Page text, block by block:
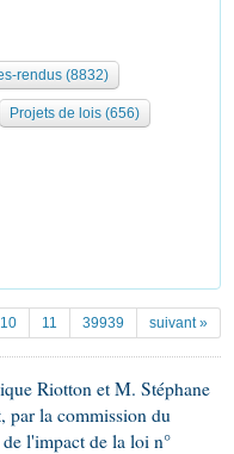
rendus (8832)
Projets de lois (656)
10 11 39939 suivant »
Riotton et M. Stéphane
par la commission du
l'impact de la loi n°